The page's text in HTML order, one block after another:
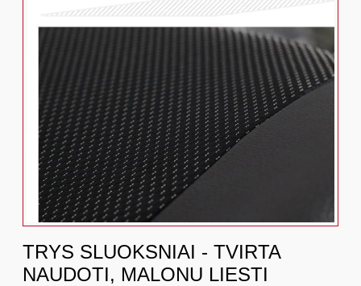
TRYS SLUOKSNIAI - TVIRTA
NAUDOTI, MALONU LIESTI